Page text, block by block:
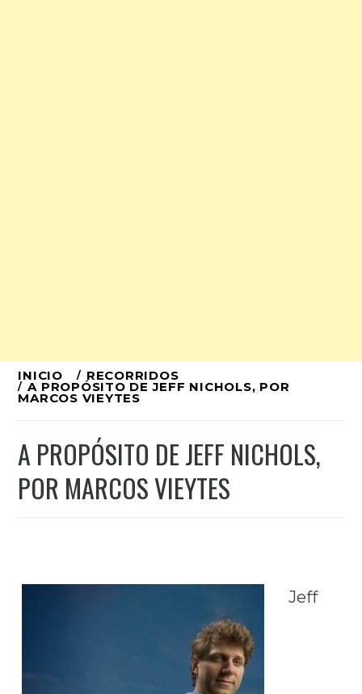
Ir
al
INICIO RECORRIDOS
A PROPÓSITO DE JEFF NICHOLS, POR
MARCOS VIEYTES
A PROPÓSITO DE JEFF NICHOLS,
POR MARCOS VIEYTES
Jeff